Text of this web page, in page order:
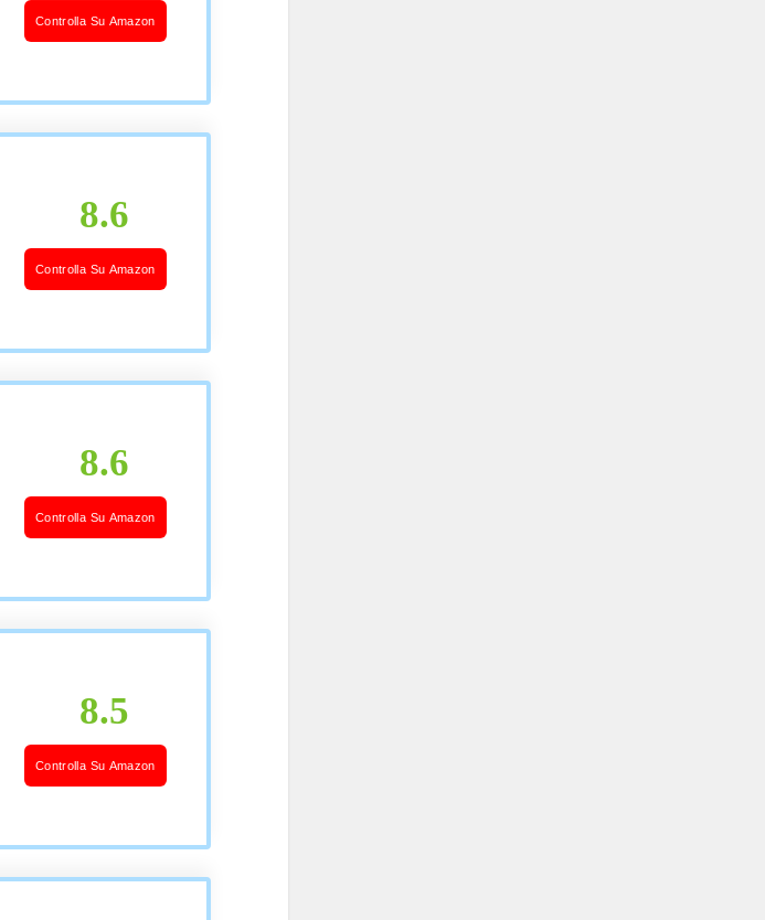
Controlla Su Amazon
8.6
Controlla Su Amazon
8.6
Controlla Su Amazon
8.5
Controlla Su Amazon